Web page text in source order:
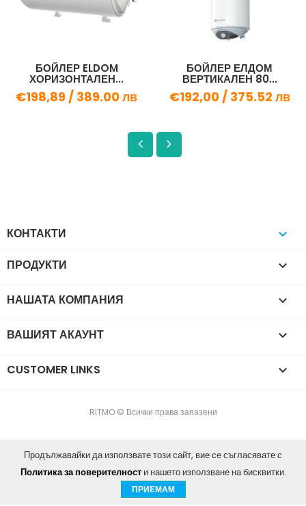
БОЙЛЕР ELDOM
ХОРИЗОНТАЛЕН...
€198,89 / 389.00 лв
БОЙЛЕР ЕЛДОМ
ВЕРТИКАЛЕН 80...
€192,00 / 375.52 лв
КОНТАКТИ 
ПРОДУКТИ 
НАШАТА КОМПАНИЯ 
ВАШИЯТ АКАУНТ 
CUSTOMER LINKS 
RITMO © Всички права запазени
Продължавайки да използвате този сайт, вие се съгласявате с
Политика за поверителности нашето използване на бисквитки.
ПРИЕМАМ